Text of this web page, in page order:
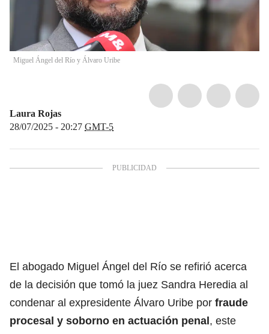
Miguel Ángel del Río y Álvaro Uribe
Laura Rojas
28/07/2025 - 20:27 GMT-5
El abogado Miguel Ángel del Río se refirió acerca
de la decisión que tomó la juez Sandra Heredia al
condenar al expresidente Álvaro Uribe por fraude
procesal y soborno en actuación penal, este